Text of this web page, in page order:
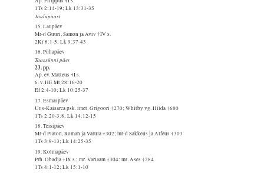
1Ts 2:14-19; Lk 13:31-35
Jõulupaast
15. Laupäev
Mr-d Guuri, Samon ja Aviv †IV s.
2Kr 8:1-5; Lk 9:37-43
16. Pühapäev
Taassünni päev
23. pp.
Ap. ev. Matteus †I s.
6. v. HE Mt 28:16-20
Ef 2:4-10; Lk 10:25-37
17. Esmaspäev
Uus-Kaisarea psk. imet. Grigoori †270; Whitby vg. Hilda †680
1Ts 2:20-3:8; Lk 14:12-15
18. Teisipäev
Mr-d Platon, Roman ja Varula †302; mr-d Sakkeus ja Alfeus †303
1Ts 3:9-13; Lk 14:25-35
19. Kolmapäev
Prh. Obadja †IX s.; mr. Varlaam †304: mr. Ases †284
1Ts 4:1-12; Lk 15:1-10